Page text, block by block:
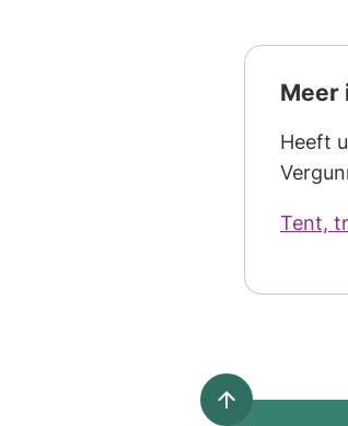
Meer
Heeft
Tent,
Scroll